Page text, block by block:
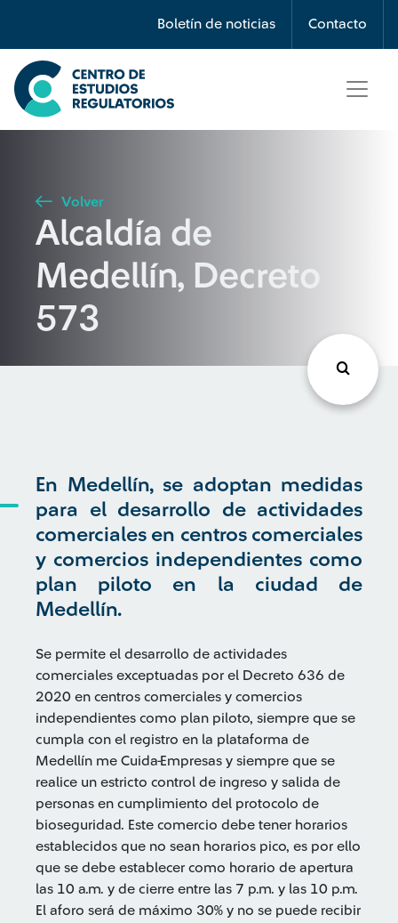
Boletín de noticias Contacto
Búsqueda
Seleccione país
Buscar
Volver
Alcaldía de
Medellín, Decreto
573
En Medellín, se adoptan medidas
para el desarrollo de actividades
comerciales en centros comerciales
y comercios independientes como
plan piloto en la ciudad de
Medellín.
Se permite el desarrollo de actividades
comerciales exceptuadas por el Decreto 636 de
2020 en centros comerciales y comercios
independientes como plan piloto, siempre que se
cumpla con el registro en la plataforma de
Medellín me Cuida-Empresas y siempre que se
realice un estricto control de ingreso y salida de
personas en cumplimiento del protocolo de
bioseguridad. Este comercio debe tener horarios
establecidos que no sean horarios pico, es por ello
que se debe establecer como horario de apertura
las 10 a.m. y de cierre entre las 7 p.m. y las 10 p.m.
El aforo será de máximo 30% y no se puede recibir